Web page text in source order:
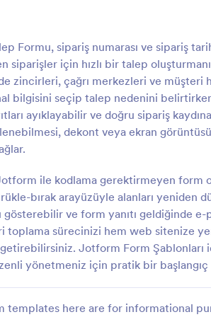
Formu, sipariş numarası ve sipariş
siparişler için hızlı bir talep
zincirleri, çağrı merkezleri ve
bilgisini seçip talep nedenini
ayıklayabilir ve doğru sipariş
dekont veya ekran
ile kodlama gerektirmeyen form
bırak arayüzüyle alanları yeniden
gösterebilir ve form yanıtı geldiğinde
toplama sürecinizi hem web sitenize
Jotform Form Şablonları
yönetmeniz için pratik bir başlangıç
templates here are for informational
İptal Bildirimi Formu
isteyen işletmelerin Jotform ile
sürecini hızlandırmasına ve form
düzenli biçimde takip etmesine
olur.
Go to Category:
İptal Formları
Şablon Kullan
22
89
104
78
17
15